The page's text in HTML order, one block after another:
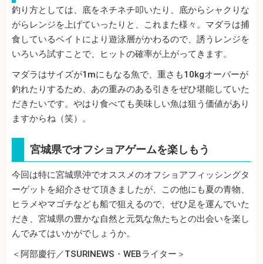
釣り方としては、底をネチネチ叩いたり、底からシャクりな
がらレンジを上げていったりと、これまた様々。マダラは捕
食しているベイトにより遊泳層がかわるので、誘うレンジを
いろいろ試すことで、ヒットの確率が上がってきます。
マダラはサイズが1mにもなる魚で、重さも10kgオーバーが
釣れたりするため、あの重みのある引きをぜひ堪能していた
だきたいです。やはり食べても美味しい魚は狙う価値があり
ますからね（笑）。
宮城県でオフショアゲームを楽しもう
今回は特に宮城県沖でオススメのオフショアフィッシングタ
ーゲットを紹介させて頂きましたが、この他にも夏の青物、
ヒラメやマゴチなども船で狙えるので、ぜひ足を運んでいた
だき、宮城県の豊かな自然と元気な魚たちとの出会いを楽し
んでみてはいかがでしょうか。
＜阿部慶行／TSURINEWS・WEBライター＞